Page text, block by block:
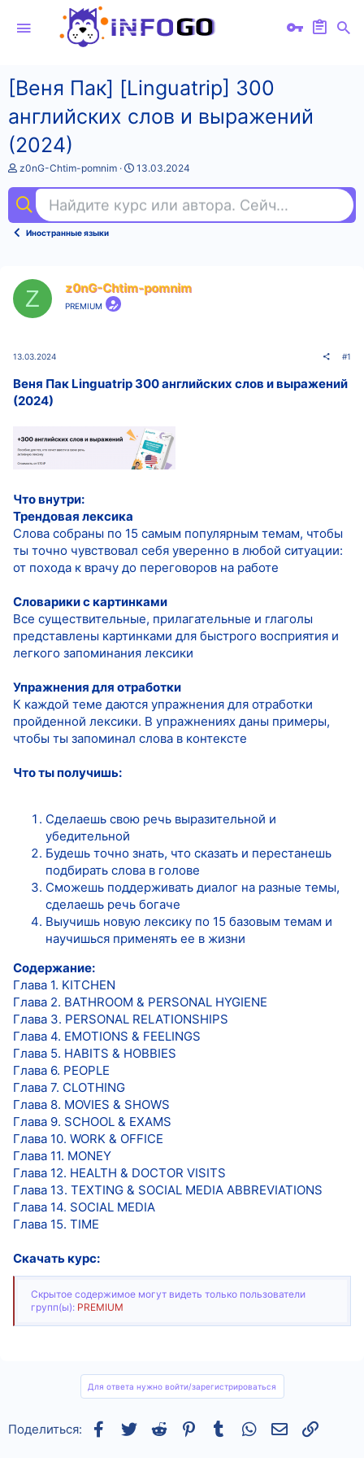
[Веня Пак] [Linguatrip] 300
английских слов и выражений
(2024)
А
т
о
т
z0nG-Chtim-pomnim
Д
а
н
а
13.03.2024
Найдите курс или автора. Сейчас ищут fl
Иностранные языки
Z z0nG-Chtim-pomnim
PREMIUM
13.03.2024 #1
Веня Пак Linguatrip 300 английских слов и выражений
(2024)
Что внутри:
Трендовая лексика
Слова собраны по 15 самым популярным темам, чтобы
ты точно чувствовал себя уверенно в любой ситуации:
от похода к врачу до переговоров на работе
Словарики с картинками
Все существительные, прилагательные и глаголы
представлены картинками для быстрого восприятия и
легкого запоминания лексики
Упражнения для отработки
К каждой теме даются упражнения для отработки
пройденной лексики. В упражнениях даны примеры,
чтобы ты запоминал слова в контексте
Что ты получишь:
Сделаешь свою речь выразительной и
убедительной
Будешь точно знать, что сказать и перестанешь
подбирать слова в голове
Сможешь поддерживать диалог на разные темы,
сделаешь речь богаче
Выучишь новую лексику по 15 базовым темам и
научишься применять ее в жизни
Содержание:
Глава 1. KITCHEN
Глава 2. BATHROOM & PERSONAL HYGIENE
Глава 3. PERSONAL RELATIONSHIPS
Глава 4. EMOTIONS & FEELINGS
Глава 5. HABITS & HOBBIES
Глава 6. PEOPLE
Глава 7. CLOTHING
Глава 8. MOVIES & SHOWS
Глава 9. SCHOOL & EXAMS
Глава 10. WORK & OFFICE
Глава 11. MONEY
Глава 12. HEALTH & DOCTOR VISITS
Глава 13. TEXTING & SOCIAL MEDIA ABBREVIATIONS
Глава 14. SOCIAL MEDIA
Глава 15. TIME
Скачать курс:
Скрытое содержимое могут видеть только пользователи
групп(ы): PREMIUM
Для ответа нужно войти/зарегистрироваться
Поделиться: Facebook
TwitterReddit Pinterest
Tumblr WhatsAppСсылка